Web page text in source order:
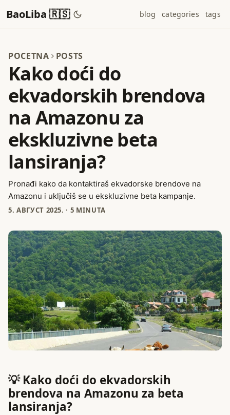
BaoLiba 🇷🇸 blog categories tags
POCETNA POSTS
Kako doći do
ekvadorskih brendova
na Amazonu za
ekskluzivne beta
lansiranja?
Pronađi kako da kontaktiraš ekvadorske brendove na
Amazonu i uključiš se u ekskluzivne beta kampanje.
5. АВГУСТ 2025. · 5 MINUTA
💡 Kako doći do ekvadorskih
brendova na Amazonu za beta
lansiranja?